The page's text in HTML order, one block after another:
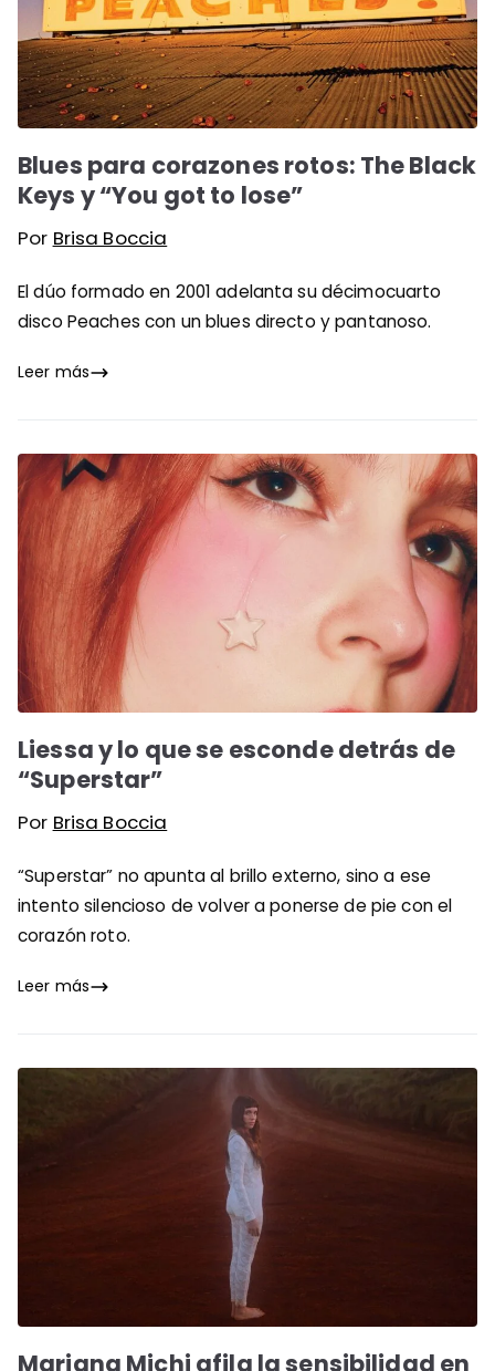
Blues para corazones rotos: The Black
Keys y “You got to lose”
Por Brisa Boccia
El dúo formado en 2001 adelanta su décimocuarto
disco Peaches con un blues directo y pantanoso.
Leer más
Liessa y lo que se esconde detrás de
“Superstar”
Por Brisa Boccia
“Superstar” no apunta al brillo externo, sino a ese
intento silencioso de volver a ponerse de pie con el
corazón roto.
Leer más
Mariana Michi afila la sensibilidad en